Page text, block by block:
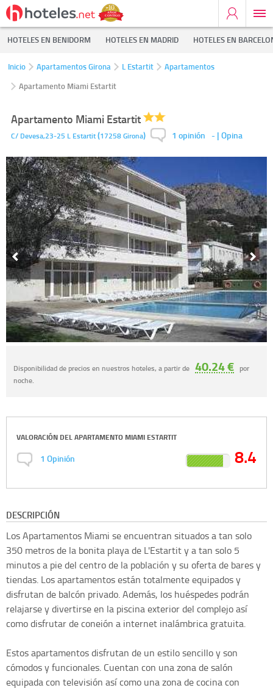
HOTELES EN BENIDORM HOTELES EN MADRID HOTELES EN
Inicio Apartamentos Girona L Estartit
Apartamentos
Apartamento Miami Estartit
Apartamento Miami Estartit
C/ Devesa,23-25 L Estartit(17258Girona) 1 opinión - | Opina
Disponibilidad de precios en nuestros hoteles, a partir de 40.24 € por
noche.
VALORACIÓN DELAPARTAMENTO MIAMI ESTARTIT
1 Opinión 8.4
DESCRIPCIÓN
Los Apartamentos Miami se encuentran situados a tan solo
350 metros de la bonita playa de L'Estartit y a tan solo 5
minutos a pie del centro de la población y su oferta de bares y
tiendas. Los apartamentos están totalmente equipados y
disfrutan de balcón privado. Además, los huéspedes podrán
relajarse y divertirse en la piscina exterior del complejo así
como disfrutar de coneión a internet inalámbrica gratuita.
Estos apartamentos disfrutan de un estilo sencillo y son
cómodos y funcionales. Cuentan con una zona de salón
equipada con televisión así como una zona de cocina con